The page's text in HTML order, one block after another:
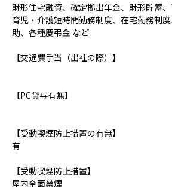
財形住宅融資、確定拠出年金、財形貯蓄、
育児・介護短時間勤務制度、在宅勤務制
助、各種慶弔金 など
【交通費手当（出社の際）】
【PC貸与有無】
【受動喫煙防止措置の有無】
有
【受動喫煙防止措置】
屋内全面禁煙